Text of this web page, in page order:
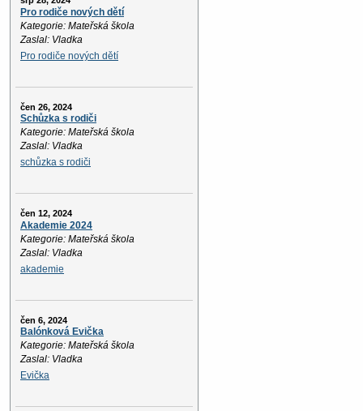
Pro rodiče nových dětí
Kategorie: Mateřská škola
Zaslal: Vladka
Pro rodiče nových dětí
čen 26, 2024
Schůzka s rodiči
Kategorie: Mateřská škola
Zaslal: Vladka
schůzka s rodiči
čen 12, 2024
Akademie 2024
Kategorie: Mateřská škola
Zaslal: Vladka
akademie
čen 6, 2024
Balónková Evička
Kategorie: Mateřská škola
Zaslal: Vladka
Evička